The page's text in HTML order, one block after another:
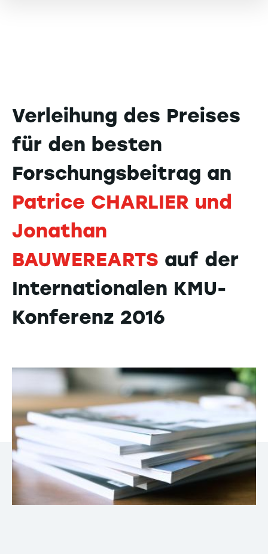
Verleihung des Preises
für den besten
Forschungsbeitrag an
Patrice CHARLIER und
Jonathan
BAUWEREARTS auf der
Internationalen KMU-
Konferenz 2016